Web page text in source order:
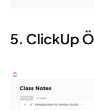
5. ClickUp